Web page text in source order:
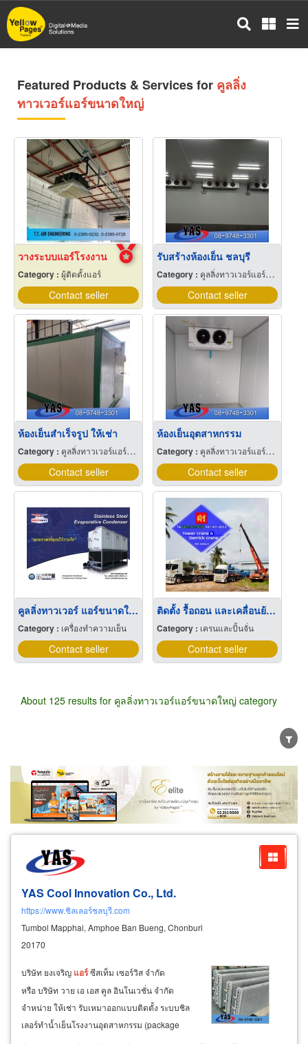
Skip
to
main
Featured Products & Services for คูลลิ่ง
ทาวเวอร์แอร์ขนาดใหญ่
วางระบบแอร์โรงงาน
Category : ผู้ติดตั้งแอร์
Contact seller
รับสร้างห้องเย็น ชลบุรี
Category : คูลลิ่งทาวเวอร์แอร์ขนาดใหญ่
Contact seller
ห้องเย็นสำเร็จรูป ให้เช่า
Category : คูลลิ่งทาวเวอร์แอร์ขนาดใหญ่
Contact seller
ห้องเย็นอุตสาหกรรม
Category : คูลลิ่งทาวเวอร์แอร์ขนาดใหญ่
Contact seller
คูลลิ่งทาวเวอร์ แอร์ขนาดใหญ่ อุปกรณ์เครื่องระบายความร้อน
Category : เครื่องทำความเย็น
Contact seller
ติดตั้ง รื้อถอน และเคลื่อนย้าย ทาวเวอร์เครน
Category : เครนและปั้นจั่น
Contact seller
About 125 results for คูลลิ่งทาวเวอร์แอร์ขนาดใหญ่ category
Wholesale Retail Manufacturer
Dealer
Exporter/Importer
Service Business
YAS Cool Innovation Co., Ltd.
https://www.ชิลเลอร์ชลบุรี.com
Tumbol Mapphai, Amphoe Ban Bueng, Chonburi
20170
บริษัท ยงเจริญ แอร์ซีสเท็ม เซอร์วิส จำกัด
หรือ บริษัท วาย เอ เอส คูล อินโนเวชั่น จำกัด
จำหน่าย ให้เช่า รับเหมาออกแบบติดตั้ง ระบบชิล
เลอร์ทำน้ำเย็นโรงงานอุตสาหกรรม (package
water cooled chiller) ของ midea chiller system